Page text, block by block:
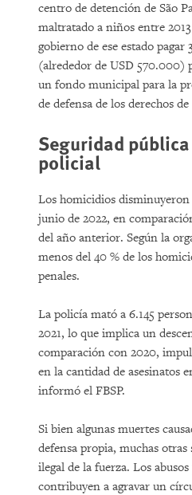
centro de detención de São
maltratado a niños entre
gobierno de ese estado pagar
(alrededor de USD 570.000)
un fondo municipal para la
de defensa de los derechos
Seguridad
policial
Los homicidios
junio de 2022, en
del año anterior. Según la
menos del 40 % de los
penales.
La policía mató a 6.145
2021, lo que implica un
comparación con 2020,
en la cantidad de asesinatos
informó el FBSP.
Si bien algunas muertes
defensa propia, muchas
ilegal de la fuerza. Los
contribuyen a agravar un